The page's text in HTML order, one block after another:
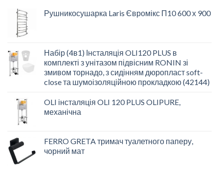
Рушникосушарка Laris Євромікс П10 600 х 900
Набір (4в1) Інсталяція OLI120 PLUS в
комплекті з унітазом підвісним RONIN зі
змивом торнадо, з сидінням дюропласт soft-
close та шумоізоляційною прокладкою (42144)
OLI інсталяція OLI 120 PLUS OLIPURE,
механічна
FERRO GRETA тримач туалетного паперу,
чорний мат